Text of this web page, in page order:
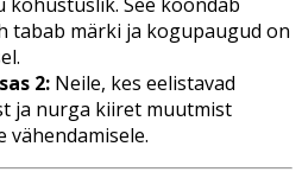
tabab märki ja kogupaugud on
2: Neile, kes eelistavad
ja nurga kiiret muutmist
vähendamisele.